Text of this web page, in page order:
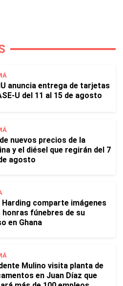
anuncia entrega de tarjetas
U del 11 al 15 de agosto
nuevos precios de la
y el diésel que regirán del 7
agosto
Harding comparte imágenes
honras fúnebres de su
en Ghana
Mulino visita planta de
en Juan Díaz que